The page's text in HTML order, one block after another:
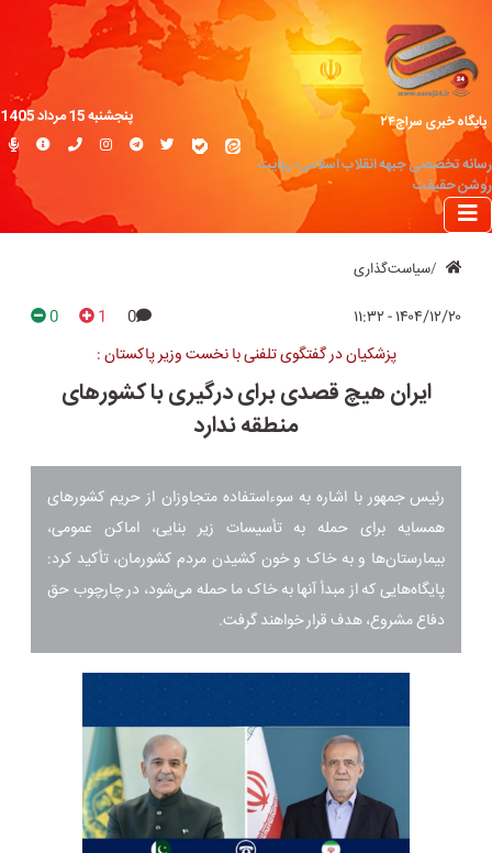
پایگاه خبری سراج۲۴
رسانه تخصصی جبهه انقلاب اسلامی؛ روایت
روشن حقیقت
پنجشنبه 15 مرداد 1405
سیاست‌گذاری
۱۴۰۴/۱۲/۲۰ - ۱۱:۳۲ 0
1
0
پزشکیان در گفتگوی تلفنی با نخست وزیر پاکستان :
ایران هیچ قصدی برای درگیری با کشورهای
منطقه ندارد
رئیس جمهور با اشاره به سوءاستفاده متجاوزان از حریم کشورهای
همسایه برای حمله به تأسیسات زیر بنایی، اماکن عمومی،
بیمارستان‌ها و به خاک و خون کشیدن مردم کشورمان، تأکید کرد:
پایگاه‌هایی که از مبدأ آنها به خاک ما حمله می‌شود، در چارچوب حق
دفاع مشروع، هدف قرار خواهند گرفت.